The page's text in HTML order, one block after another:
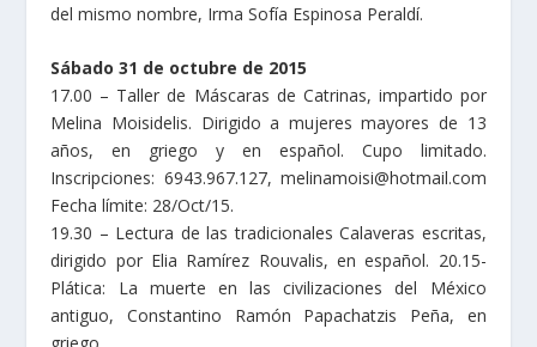
del mismo nombre, Irma Sofía Espinosa Peraldí.
Sábado 31 de octubre de 2015
17.00 – Taller de Máscaras de Catrinas, impartido por
Melina Moisidelis. Dirigido a mujeres mayores de 13
años, en griego y en español. Cupo limitado.
Inscripciones: 6943.967.127, melinamoisi@hotmail.com
Fecha límite: 28/Oct/15.
19.30 – Lectura de las tradicionales Calaveras escritas,
dirigido por Elia Ramírez Rouvalis, en español. 20.15-
Plática: La muerte en las civilizaciones del México
antiguo, Constantino Ramón Papachatzis Peña, en